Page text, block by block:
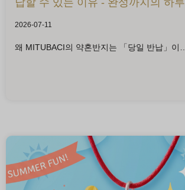
납할 수 있는 이유 - 완성까지의 하
2026-07-11
왜 MITUBACI의 약혼반지는 「당일 반납」이